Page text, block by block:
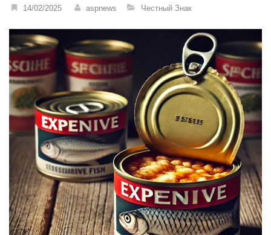
14/02/2025 aspnews Честный Знак